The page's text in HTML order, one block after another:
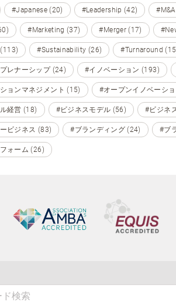
#Japanese (20) #Leadership (42)
#Marketing (37) #Merger (17)
#Sustainability (26) #Turnaround
レナーシップ (24) #イノベーション (193)
ョンマネジメント (15) #オープンイノベーシ
経営 (18) #ビジネスモデル (56) #ビジネ
ビジネス (83) #ブランディング (24) #ブ
ォーム (26)